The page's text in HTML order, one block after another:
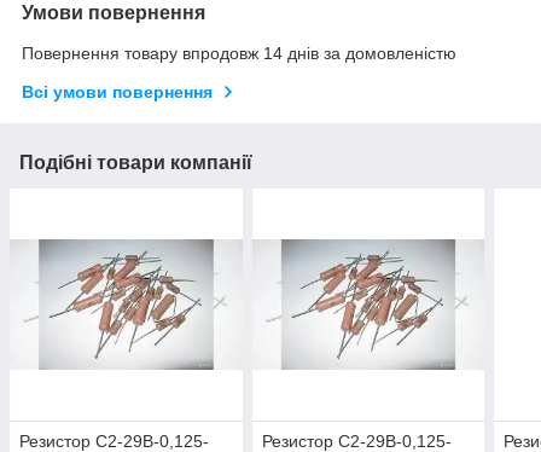
Умови повернення
Повернення товару впродовж 14 днів за домовленістю
Всі умови повернення
Подібні товари компанії
Резистор С2-29В-0,125-
Резистор С2-29В-0,125-